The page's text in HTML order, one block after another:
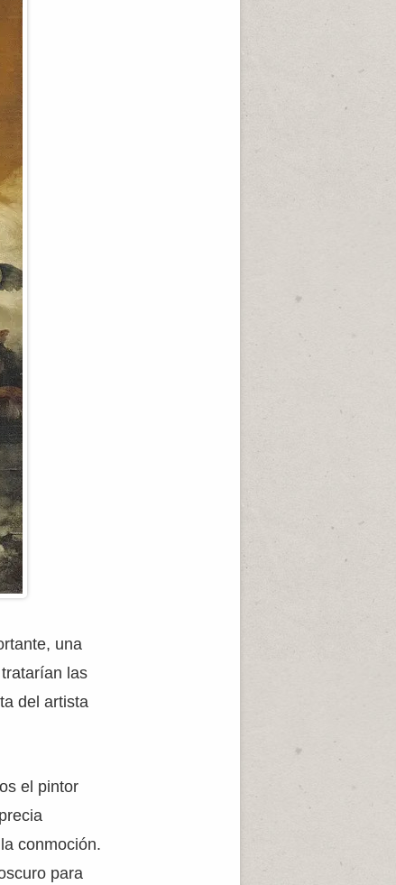
una
las
del artista
el pintor
conmoción.
para